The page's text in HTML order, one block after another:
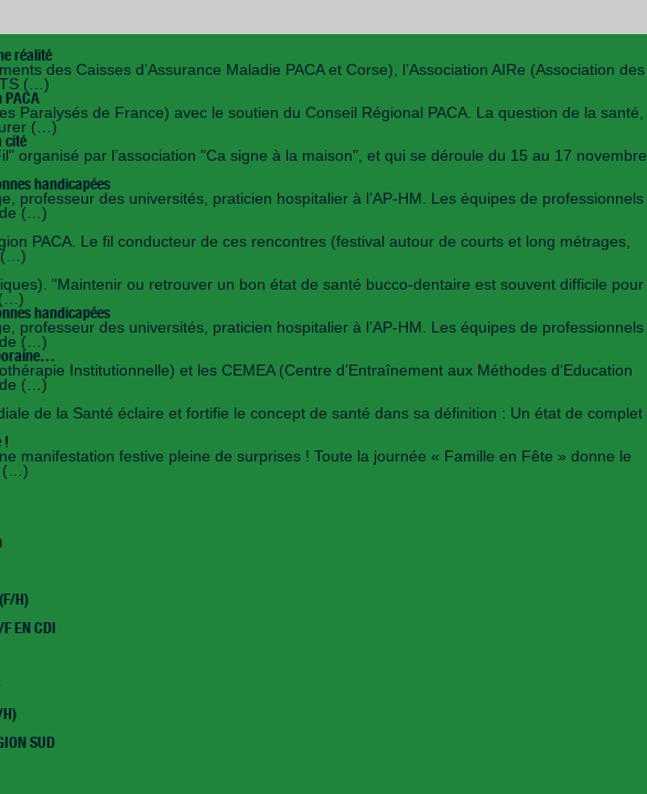
réalité
des Caisses d’Assurance Maladie PACA et Corse), l’Association AIRe (Association des
(…)
PACA
Paralysés de France) avec le soutien du Conseil Régional PACA. La question de la santé,
(…)
cité
par l’association "Ca signe à la maison", et qui se déroule du 15 au 17 novembre
handicapées
professeur des universités, praticien hospitalier à l’AP-HM. Les équipes de professionnels
de (…)
PACA. Le fil conducteur de ces rencontres (festival autour de courts et long métrages,
(…)
"Maintenir ou retrouver un bon état de santé bucco-dentaire est souvent difficile pour
(…)
handicapées
professeur des universités, praticien hospitalier à l’AP-HM. Les équipes de professionnels
de (…)
Institutionnelle) et les CEMEA (Centre d’Entraînement aux Méthodes d’Education
de (…)
de la Santé éclaire et fortifie le concept de santé dans sa définition : Un état de complet
!
manifestation festive pleine de surprises ! Toute la journée « Famille en Fête » donne le
(…)
H)
EN CDI
H)
SUD